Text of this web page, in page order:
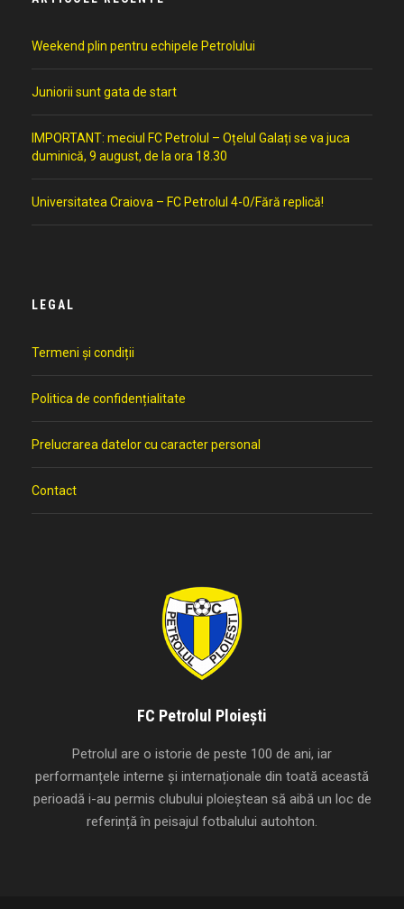
Weekend plin pentru echipele Petrolului
Juniorii sunt gata de start
IMPORTANT: meciul FC Petrolul – Oțelul Galați se va juca
duminică, 9 august, de la ora 18.30
Universitatea Craiova – FC Petrolul 4-0/Fără replică!
LEGAL
Termeni și condiții
Politica de confidențialitate
Prelucrarea datelor cu caracter personal
Contact
FC Petrolul Ploiești
Petrolul are o istorie de peste 100 de ani, iar
performanțele interne și internaționale din toată această
perioadă i-au permis clubului ploieștean să aibă un loc de
referință în peisajul fotbalului autohton.